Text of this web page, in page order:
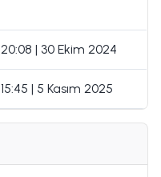
20:08 | 30 Ekim 2024
15:45 | 5 Kasım 2025